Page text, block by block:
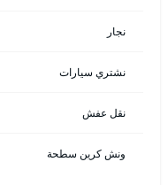
نجار
نشتري سيارات
نقل عفش
ونش كرين سطحة